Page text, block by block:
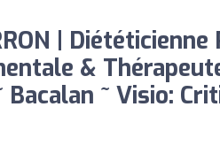
| Diététicienne
&
Bacalan ~ Visio: